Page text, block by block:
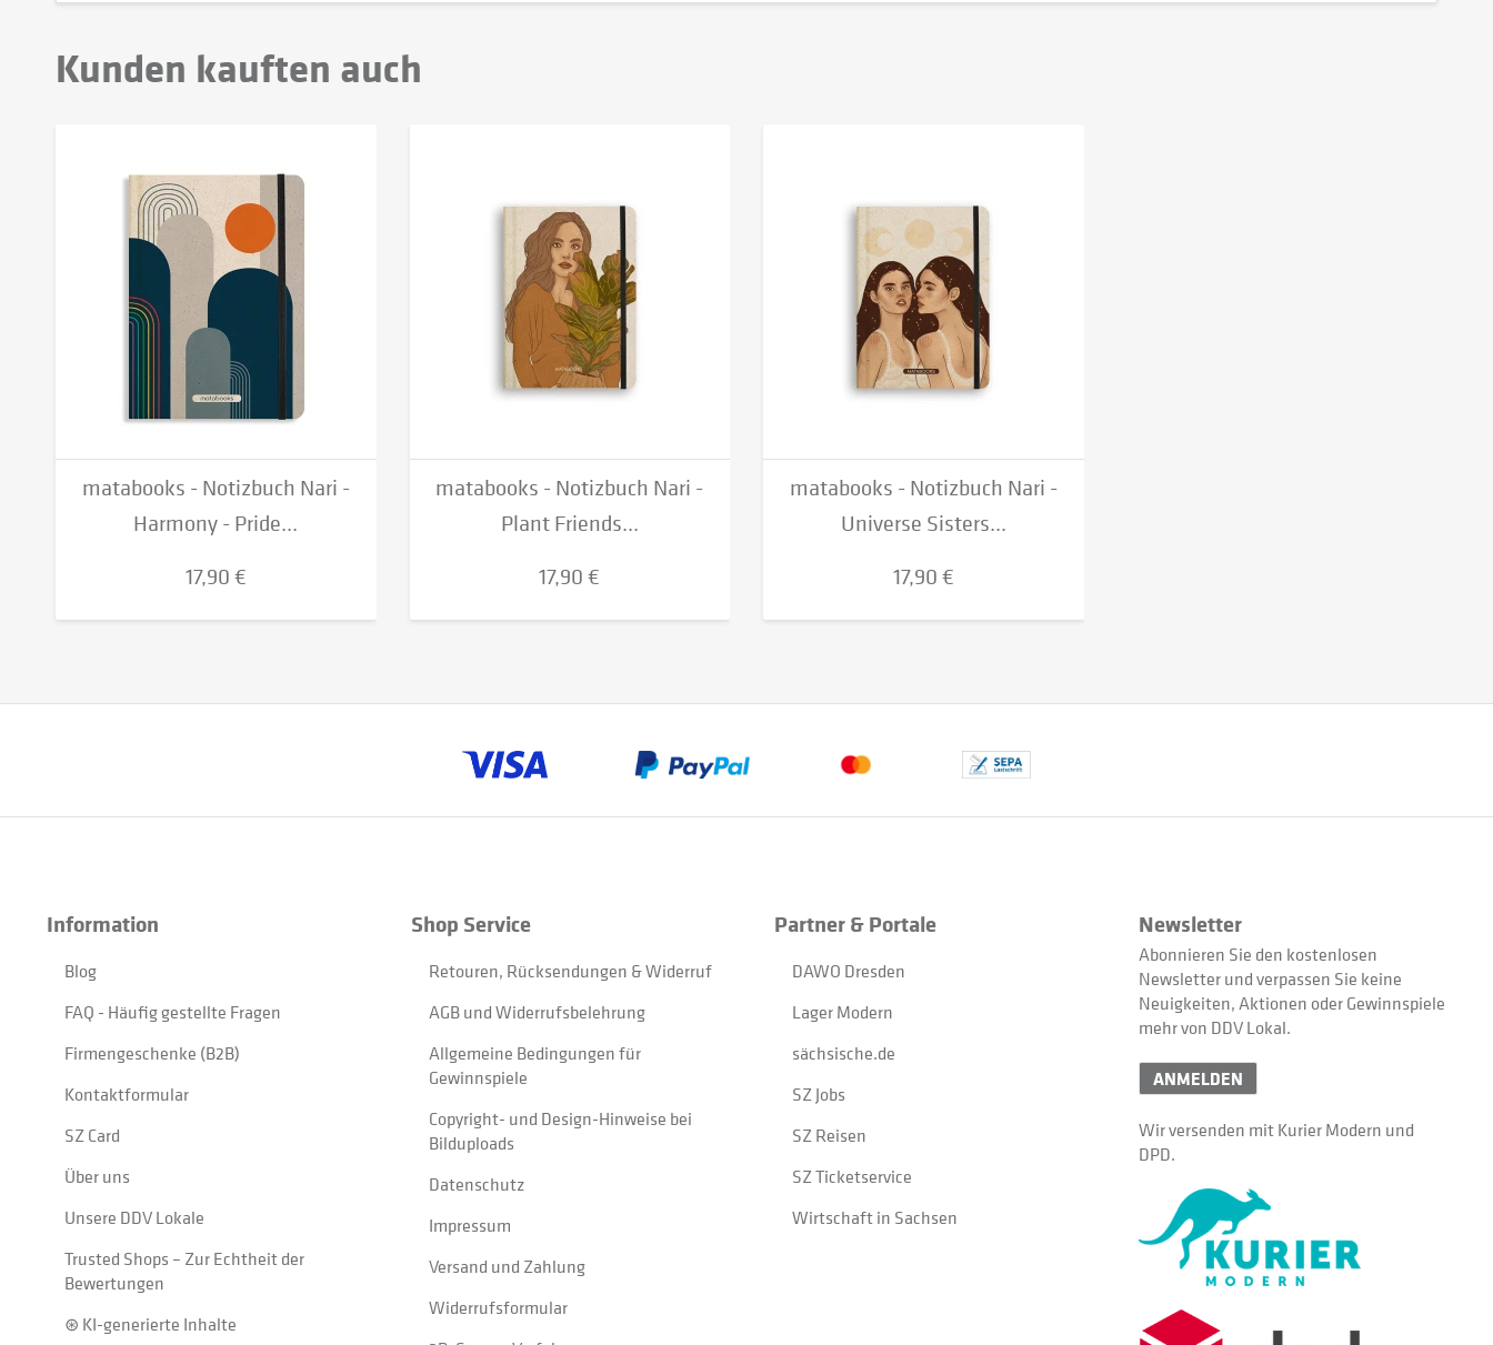
Kunden kauften auch
matabooks - Notizbuch Nari -
Harmony - Pride...
17,90 €
matabooks - Notizbuch Nari -
Plant Friends...
17,90 €
matabooks - Notizbuch Nari -
Universe Sisters...
17,90 €
Information
Blog
FAQ - Häufig gestellte Fragen
Firmengeschenke (B2B)
Kontaktformular
SZ Card
Über uns
Unsere DDV Lokale
Trusted Shops – Zur Echtheit der
Bewertungen
⊛ KI-generierte Inhalte
Shop Service
Retouren, Rücksendungen & Widerruf
AGB und Widerrufsbelehrung
Allgemeine Bedingungen für
Gewinnspiele
Copyright- und Design-Hinweise bei
Bilduploads
Datenschutz
Impressum
Versand und Zahlung
Widerrufsformular
Partner & Portale
DAWO Dresden
Lager Modern
sächsische.de
SZ Jobs
SZ Reisen
SZ Ticketservice
Wirtschaft in Sachsen
Newsletter
Abonnieren Sie den kostenlosen
Newsletter und verpassen Sie keine
Neuigkeiten, Aktionen oder Gewinnspiele
mehr von DDV Lokal.
ANMELDEN
Wir versenden mit Kurier Modern und
DPD.